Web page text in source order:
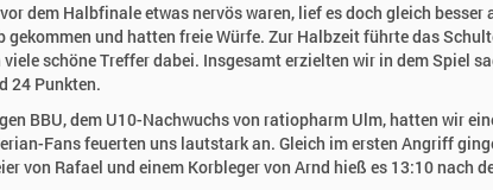
dem Halbfinale etwas nervös waren, lief es doch gleich
gekommen und hatten freie Würfe. Zur Halbzeit führte das
schöne Treffer dabei. Insgesamt erzielten wir in dem Spiel
24 Punkten.
BBU, dem U10-Nachwuchs von ratiopharm Ulm, hatten wir
Fans feuerten uns lautstark an. Gleich im ersten Angriff
von Rafael und einem Korbleger von Arnd hieß es 13:10 nach